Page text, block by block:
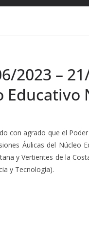
2023 –
con agrado que el
Áulicas del Núcleo
y Vertientes de la
y Tecnología).